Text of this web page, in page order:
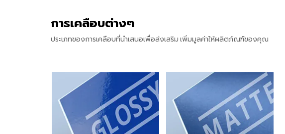
การเคลือบต่างๆ
ประเภทของการเคลือบที่นำเสนอเพื่อส่งเสริม เพิ่มมูลค่าให้ผลิตภัณฑ์ของคุณ